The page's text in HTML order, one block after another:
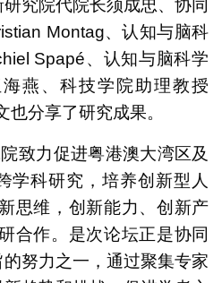
究院代院长须成忠、协同
Montag、认知与脑科
Spapé、认知与脑科学
燕、科技学院助理教授
分享了研究成果。
致力促进粤港澳大湾区及
学科研究，培养创新型人
思维，创新能力、创新产
合作。是次论坛正是协同
努力之一，通过聚集专家